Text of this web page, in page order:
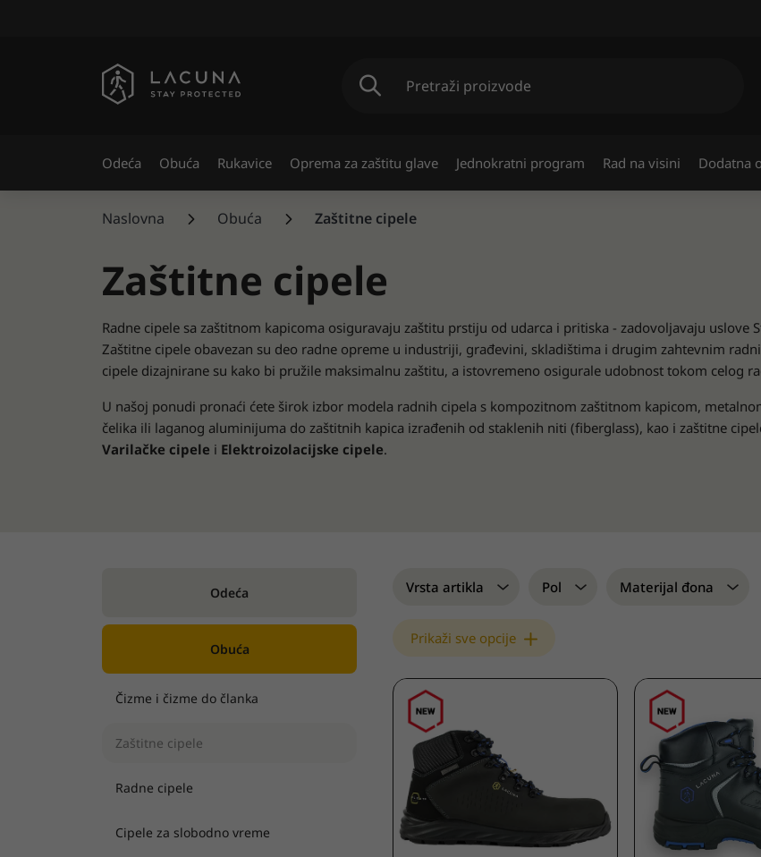
Odeća Obuća Rukavice Oprema za zaštitu glave Jednokratni program Rad na visini Dodatna
Naslovna Obuća Zaštitne cipele
Zaštitne cipele
Radne cipele sa zaštitnom kapicoma osiguravaju zaštitu prstiju od udarca i pritiska - zadovoljavaju uslove
Zaštitne cipele obavezan su deo radne opreme u industriji, građevini, skladištima i drugim zahtevnim
cipele dizajnirane su kako bi pružile maksimalnu zaštitu, a istovremeno osigurale udobnost tokom celog
U našoj ponudi pronaći ćete širok izbor modela radnih cipela s kompozitnom zaštitnom kapicom,
čelika ili laganog aluminijuma do zaštitnih kapica izrađenih od staklenih niti (fiberglass), kao i zaštitne
Varilačke cipele i Elektroizolacijske cipele.
Odeća
Obuća
Čizme i čizme do članka
Zaštitne cipele
Radne cipele
Cipele za slobodno vreme
Vrsta artikla Pol Materijal đona
Prikaži sve opcije